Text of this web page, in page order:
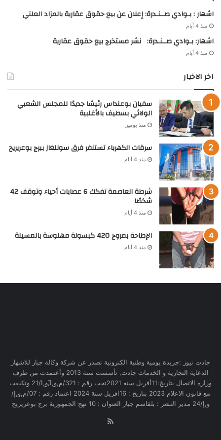
اشهار : بـوادي صــنـدرة: إعلان عن بيع حقوق عقارية بالمزاد العلني
منذ 4 أيام
اشهار: بـوادي صــنـدرة: نشر مستخرج بيع حقوق عقارية
منذ 4 أيام
اخر الاخبار
سفيان بوعنداس رئيسًا جديدًا للمجلس الشعبي
الولائي بسطيف بالأغلبية
منذ يومين
سرقات الكهرباء تستنفر فرق سونلغاز ببرج بوعريريج
منذ 4 أيام
شرطة العاصمة تفكك 6 عصابات أحياء وتوقف 42
شخصًا
منذ 4 أيام
الإطاحة بمروج 420 كبسولة مهلوسة بالمسيلة
منذ 4 أيام
جادت نيوز :جريدة يومية وطنية الكترونية تصدر عن شركة وكالة جبار للاشهار
الدعاية التجارية و الخدمات جادت, تأسست سنة 2013 وأعتمدت من طرف
وزارة الاتصال بتاريخ:11أفريل سنة 2021تحت رقم : 321/م,و,ا,ّو,ا/21 وتكيفت
مع قانون الاعلام 2023 بتاريخ : 16افريل سنة 2024 اعتماد رقم : 07/م,و,إ/
و,إ/24 مدير النشر : بلقاسم جبار العنوان : 10 نهج الجمهورية برج بوعريريج